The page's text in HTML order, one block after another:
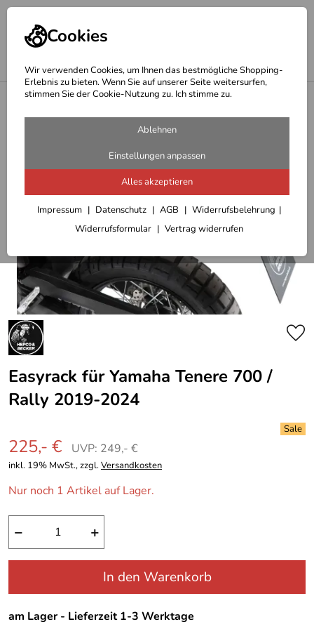
Cookies
Wir verwenden Cookies, um Ihnen das bestmögliche Shopping-
Erlebnis zu bieten. Wenn Sie auf unserer Seite weitersurfen,
stimmen Sie der Cookie-Nutzung zu. Ich stimme zu.
Ablehnen
Einstellungen anpassen
Alles akzeptieren
Impressum Datenschutz AGB
Widerrufsbelehrung
Widerrufsformular
Vertrag widerrufen
Hepco Becker Träger
Easyrack für Yamaha Tenere 700 /
Rally 2019-2024
225,- € UVP: 249,- €
inkl. 19% MwSt., zzgl.Versandkosten
Nur noch 1 Artikel auf Lager.
− +
In den Warenkorb
am Lager - Lieferzeit 1-3 Werktage